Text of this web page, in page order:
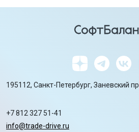
195112, Санкт-Петербург, Заневский
+7 812 327 51-41
info@trade-drive.ru